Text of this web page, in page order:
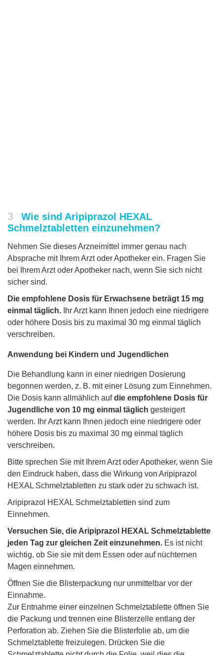
3
Wie sind Aripiprazol HEXAL
Schmelztabletten einzunehmen?
Nehmen Sie dieses Arzneimittel immer genau nach
Absprache mit Ihrem Arzt oder Apotheker ein. Fragen Sie
bei Ihrem Arzt oder Apotheker nach, wenn Sie sich nicht
sicher sind.
Die empfohlene Dosis für Erwachsene beträgt 15 mg
einmal täglich. Ihr Arzt kann Ihnen jedoch eine niedrigere
oder höhere Dosis bis zu maximal 30 mg einmal täglich
verschreiben.
Anwendung bei Kindern und Jugendlichen
Die Behandlung kann in einer niedrigen Dosierung
begonnen werden, z. B. mit einer Lösung zum Einnehmen.
Die Dosis kann allmählich aufdie empfohlene Dosis für
Jugendliche von 10 mg einmal täglich gesteigert
werden. Ihr Arzt kann Ihnen jedoch eine niedrigere oder
höhere Dosis bis zu maximal 30 mg einmal täglich
verschreiben.
Bitte sprechen Sie mit Ihrem Arzt oder Apotheker, wenn Sie
den Eindruck haben, dass die Wirkung von Aripiprazol
HEXAL Schmelztabletten zu stark oder zu schwach ist.
Aripiprazol HEXAL Schmelztabletten sind zum
Einnehmen.
Versuchen Sie, die Aripiprazol HEXAL Schmelztablette
jeden Tag zur gleichen Zeit einzunehmen. Es ist nicht
wichtig, ob Sie sie mit dem Essen oder auf nüchternen
Magen einnehmen.
Öffnen Sie die Blisterpackung nur unmittelbar vor der
Einnahme.
Zur Entnahme einer einzelnen Schmelztablette öffnen Sie
die Packung und trennen eine Blisterzelle entlang der
Perforation ab. Ziehen Sie die Blisterfolie ab, um die
Schmelztablette freizulegen. Drücken Sie die